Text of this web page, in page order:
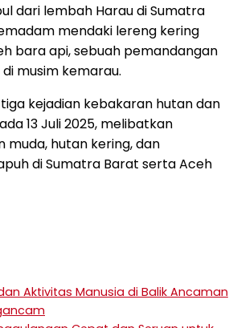
dari lembah Harau di Sumatra
mendaki lereng kering
bara api, sebuah pemandangan
musim kemarau.
kejadian kebakaran hutan dan
13 Juli 2025, melibatkan
muda, hutan kering, dan
di Sumatra Barat serta Aceh
Aktivitas Manusia di Balik Ancaman